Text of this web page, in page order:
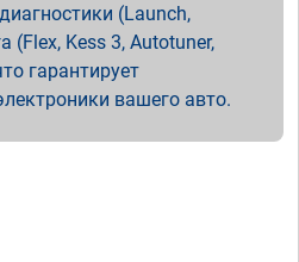
(Launch,
(Flex, Kess 3, Autotuner,
гарантирует
вашего авто.